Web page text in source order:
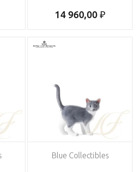
14 960,00 ₽
Blue Collectibles